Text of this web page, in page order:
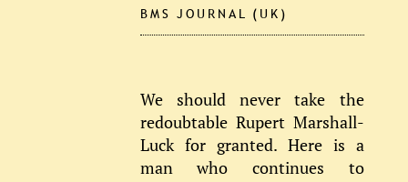
BMS JOURNAL (UK)
We should never take the
redoubtable Rupert Marshall-
Luck for granted. Here is a
man who continues to